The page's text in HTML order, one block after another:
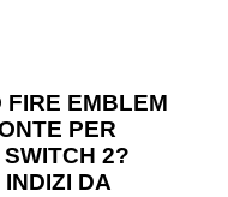
FIRE EMBLEM
PER
2?
DA